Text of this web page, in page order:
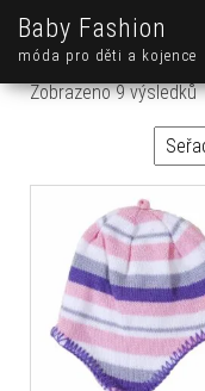
Baby Fashion
móda pro děti a kojence
Zobrazeno 9 výsledků